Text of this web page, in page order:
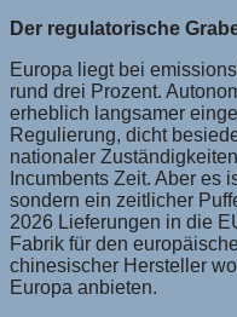
Der regulatorische
Europa liegt bei
rund drei Prozent.
erheblich langsamer
Regulierung, dicht
nationaler
Incumbents Zeit. Aber es
sondern ein zeitlicher
2026 Lieferungen in die
Fabrik für den
chinesischer Hersteller
Europa anbieten.